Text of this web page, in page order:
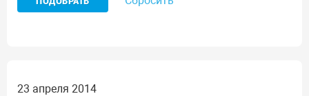
23 апреля 2014